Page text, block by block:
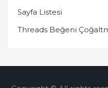
Sayfa Listesi
Threads Beğeni